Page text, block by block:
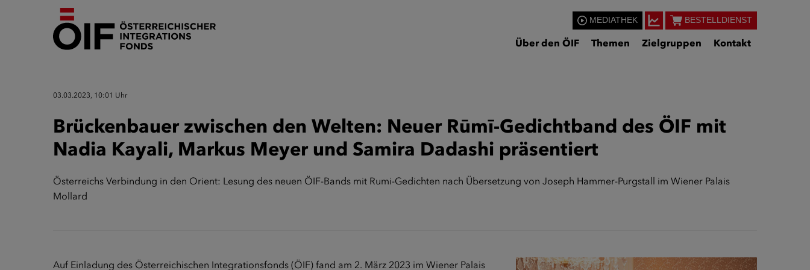
MEDIATHEK BESTELLDIENST
Über den ÖIF Themen Zielgruppen Kontakt
03.03.2023, 10:01 Uhr
Brückenbauer zwischen den Welten: Neuer Rūmī-Gedichtband des ÖIF mit
Nadia Kayali, Markus Meyer und Samira Dadashi präsentiert
Österreichs Verbindung in den Orient: Lesung des neuen ÖIF-Bands mit Rumi-Gedichten nach Übersetzung von Joseph Hammer-Purgstall im Wiener Palais
Mollard
Auf Einladung des Österreichischen Integrationsfonds (ÖIF) fand am 2. März 2023 im Wiener Palais